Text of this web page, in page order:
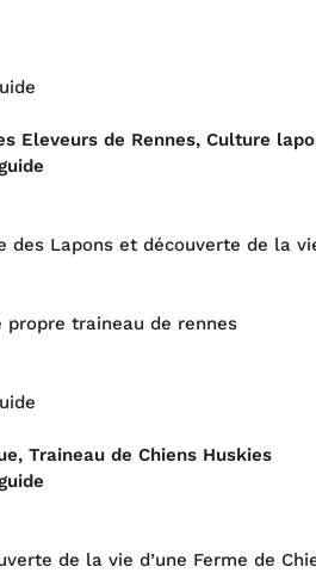
Eleveurs de Rennes, Culture
Lapons et découverte de la
propre traineau de rennes
Traineau de Chiens Huskies
de la vie d’une Ferme de